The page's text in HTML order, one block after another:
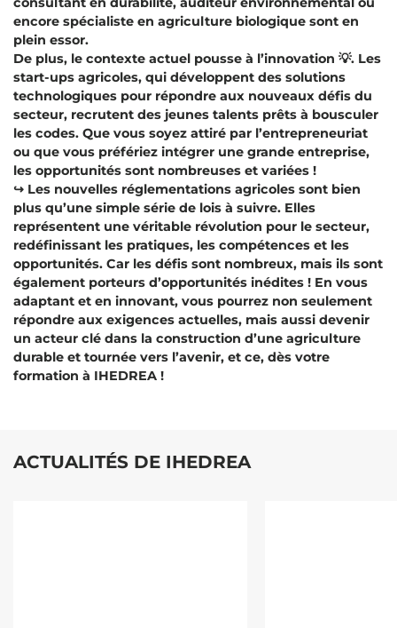
encore spécialiste en agriculture biologique sont en
plein essor.
De plus, le contexte actuel pousse à l’innovation 💡. Les
start-ups agricoles, qui développent des solutions
technologiques pour répondre aux nouveaux défis du
secteur, recrutent des jeunes talents prêts à bousculer
les codes. Que vous soyez attiré par l’entrepreneuriat
ou que vous préfériez intégrer une grande entreprise,
les opportunités sont nombreuses et variées !
↪️ Les nouvelles réglementations agricoles sont bien
plus qu’une simple série de lois à suivre. Elles
représentent une véritable révolution pour le secteur,
redéfinissant les pratiques, les compétences et les
opportunités. Car les défis sont nombreux, mais ils sont
également porteurs d’opportunités inédites ! En vous
adaptant et en innovant, vous pourrez non seulement
répondre aux exigences actuelles, mais aussi devenir
un acteur clé dans la construction d’une agriculture
durable et tournée vers l’avenir, et ce, dès votre
formation à IHEDREA !
ACTUALITÉS DE IHEDREA